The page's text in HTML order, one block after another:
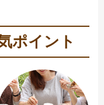
ポイント